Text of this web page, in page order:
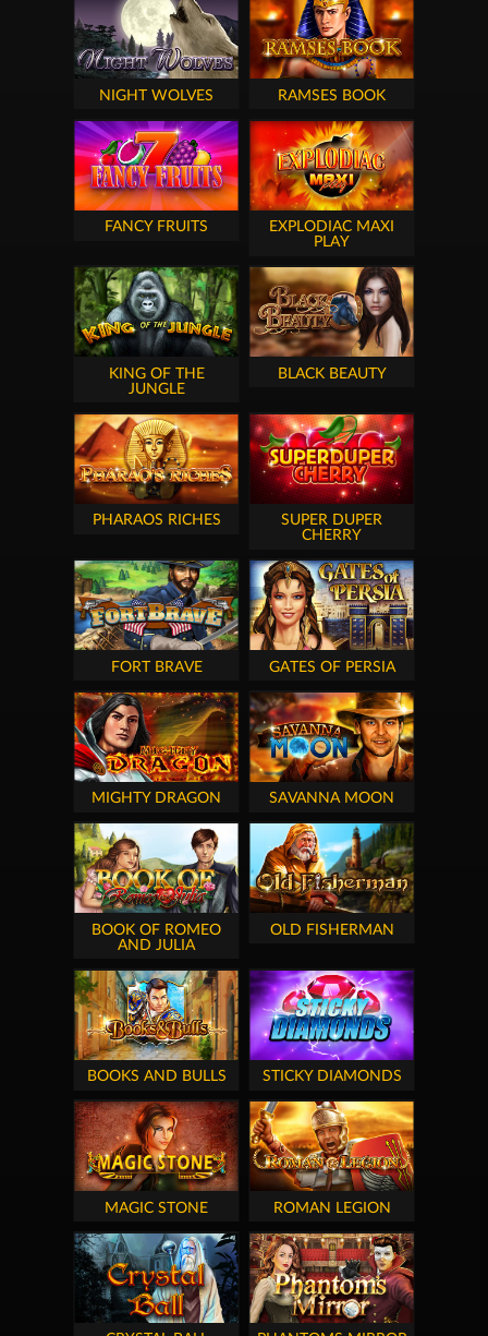
NIGHT WOLVES RAMSES BOOK
FANCY FRUITS
EXPLODIAC MAXI
PLAY
KING OF THE
JUNGLE
BLACK BEAUTY
PHARAOS RICHES
SUPER DUPER
CHERRY
FORT BRAVE GATES OF PERSIA
MIGHTY DRAGON SAVANNA MOON
BOOK OF ROMEO
AND JULIA
OLD FISHERMAN
BOOKS AND BULLS STICKY DIAMONDS
MAGIC STONE ROMAN LEGION